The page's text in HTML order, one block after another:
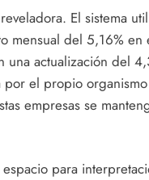
El sistema
mensual del 5,16%
actualización del
el propio
empresas se
para